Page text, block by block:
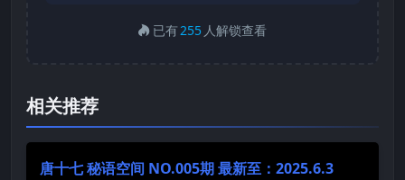
已有255 人解锁查看
相关推荐
唐十七 秘语空间 NO.005期 最新至：2025.6.3